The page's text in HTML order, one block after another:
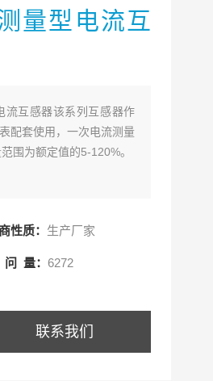
量型电流互
流互感器该系列互感器作
配套使用，一次电流测量
围为额定值的5-120%。
性质： 生产厂家
问 量：6272
联系我们